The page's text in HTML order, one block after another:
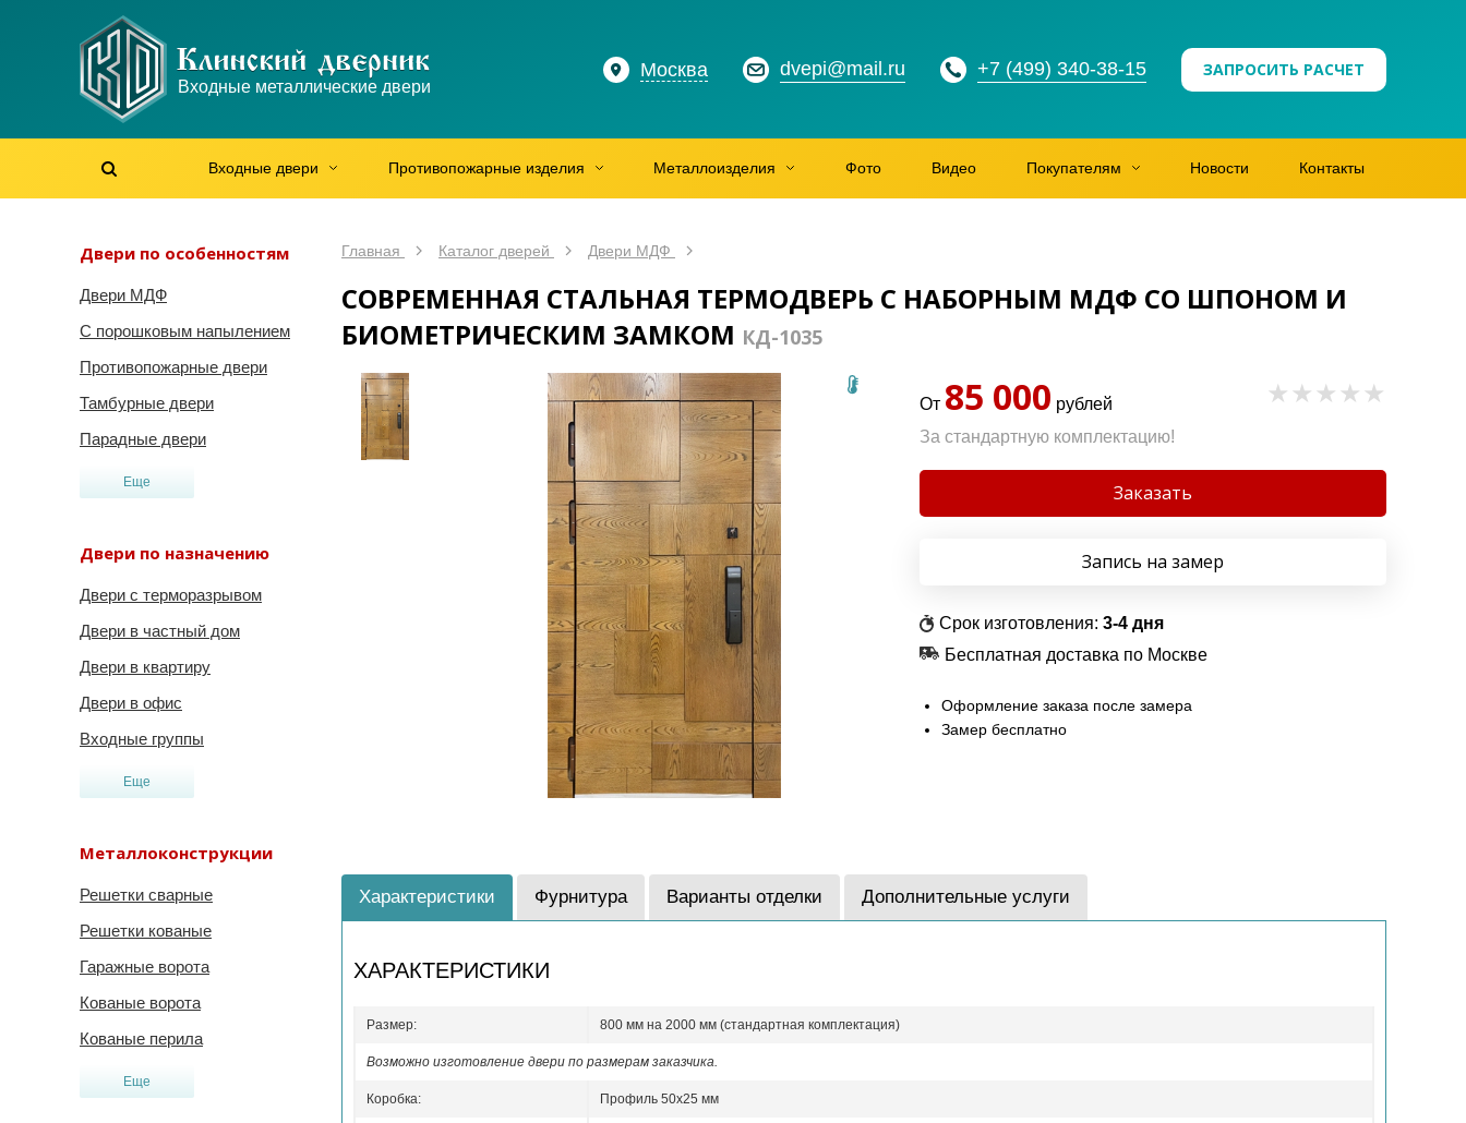
Входные металлические двери
Москва dvepi@mail.ru +7 (499) 340-38-15 ЗАПРОСИТЬ РАСЧЕТ
Входные двери Противопожарные изделия Металлоизделия Фото Видео Покупателям Новости Контакты
Двери по особенностям
Двери МДФ
С порошковым напылением
Противопожарные двери
Тамбурные двери
Парадные двери
Еще
Двери по назначению
Двери с терморазрывом
Двери в частный дом
Двери в квартиру
Двери в офис
Входные группы
Еще
Металлоконструкции
Решетки сварные
Решетки кованые
Гаражные ворота
Кованые ворота
Кованые перила
Еще
Главная Каталог дверей Двери МДФ
СОВРЕМЕННАЯ СТАЛЬНАЯ ТЕРМОДВЕРЬ С НАБОРНЫМ МДФ СО ШПОНОМ И
БИОМЕТРИЧЕСКИМ ЗАМКОМ КД-1035
От 85 000 рублей
За стандартную комплектацию!
Заказать
Запись на замер
Срок изготовления: 3-4 дня
Бесплатная доставка по Москве
Оформление заказа после замера
Замер бесплатно
Характеристики Фурнитура Варианты отделки Дополнительные услуги
ХАРАКТЕРИСТИКИ
Размер: 800 мм на 2000 мм (стандартная комплектация)
Возможно изготовление двери по размерам заказчика.
Коробка: Профиль 50x25 мм
Max
Мы онлайн!
WhatsApp
Мы онлайн!
Telegram
Мы онлайн!
Max
Мы онлайн!
WhatsApp
Мы онлайн!